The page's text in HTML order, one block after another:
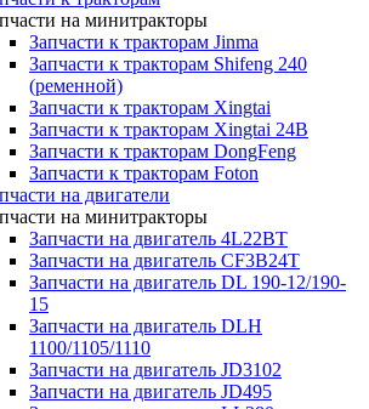
на минитракторы
Запчасти к тракторам Jinma
Запчасти к тракторам Shifeng 240
(ременной)
Запчасти к тракторам Xingtai
Запчасти к тракторам Xingtai 24В
Запчасти к тракторам DongFeng
Запчасти к тракторам Foton
на двигатели
на минитракторы
Запчасти на двигатель 4L22BT
Запчасти на двигатель CF3B24T
Запчасти на двигатель DL 190-12/190-
15
Запчасти на двигатель DLH
1100/1105/1110
Запчасти на двигатель JD3102
Запчасти на двигатель JD495